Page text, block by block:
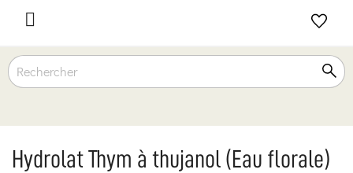

Hydrolat Thym à thujanol (Eau florale)